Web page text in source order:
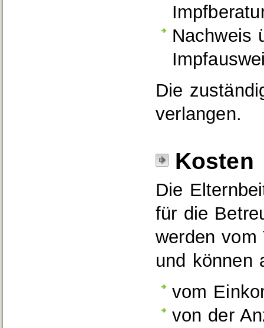
Nachweis
Die
verlangen.
Kosten
Die
für die
werden vom
und können
vom
von der